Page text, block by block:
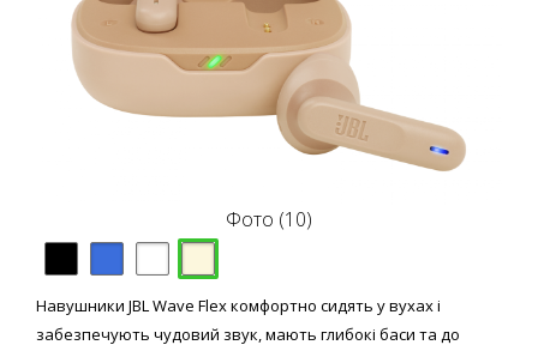
Фото (10)
Навушники JBL Wave Flex комфортно сидять у вухах і
забезпечують чудовий звук, мають глибокі баси та до